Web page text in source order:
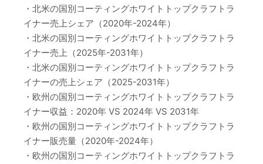
・北米の国別コーティングホワイトトップクラフトラ
イナー売上シェア（2020年-2024年）
・北米の国別コーティングホワイトトップクラフトラ
イナー売上（2025年-2031年）
・北米の国別コーティングホワイトトップクラフトラ
イナーの売上シェア（2025-2031年）
・欧州の国別コーティングホワイトトップクラフトラ
イナー収益：2020年 VS 2024年 VS 2031年
・欧州の国別コーティングホワイトトップクラフトラ
イナー販売量（2020年-2024年）
・欧州の国別コーティングホワイトトップクラフトラ